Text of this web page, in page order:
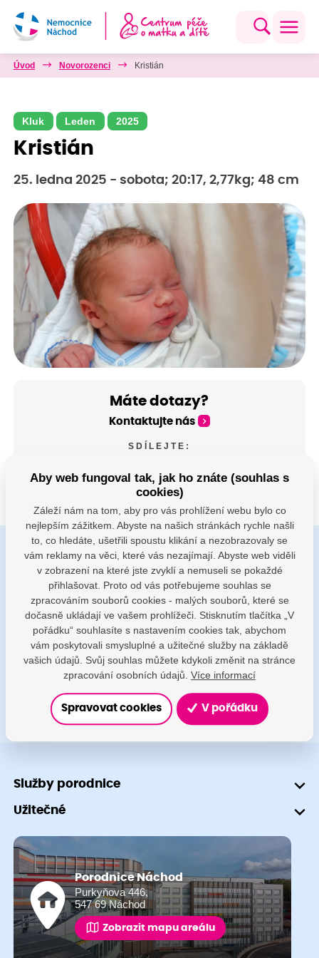
Úvod Novorozenci Kristián
Kluk Leden 2025
Kristián
25. ledna 2025 - sobota; 20:17, 2,77kg; 48 cm
Máte dotazy?
Kontaktujte nás
SDÍLEJTE:
Buďte s námi v kontaktu
Jsme k dispozici pokud potřebujete pomoci
porodnice@nemocnicenachod.cz
+420 491 601 745
Služby porodnice
Užitečné
Porodnice Náchod
Purkyňova 446,
547 69 Náchod
Zobrazit mapu areálu
Aby web fungoval tak, jak ho znáte (souhlas s
cookies)
Záleží nám na tom, aby pro vás prohlížení webu bylo co
nejlepším zážitkem. Abyste na našich stránkách rychle našli
to, co hledáte, ušetřili spoustu klikání a nezobrazovaly se
vám reklamy na věci, které vás nezajímají. Abyste web viděli
v zobrazení na které jste zvyklí a nemuseli se pokaždé
přihlašovat. Proto od vás potřebujeme souhlas se
zpracováním souborů cookies - malých souborů, které se
dočasně ukládají ve vašem prohlížeči. Stisknutím tlačítka „V
pořádku“ souhlasíte s nastavením cookies tak, abychom
vám poskytovali smysluplné a užitečné služby na základě
vašich údajů. Svůj souhlas můžete kdykoli změnit na stránce
zpracování osobních údajů. Více informací
Spravovat cookies V pořádku